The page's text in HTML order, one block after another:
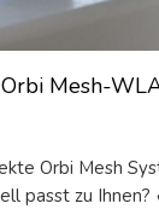
Mesh-
Orbi Mesh
passt zu